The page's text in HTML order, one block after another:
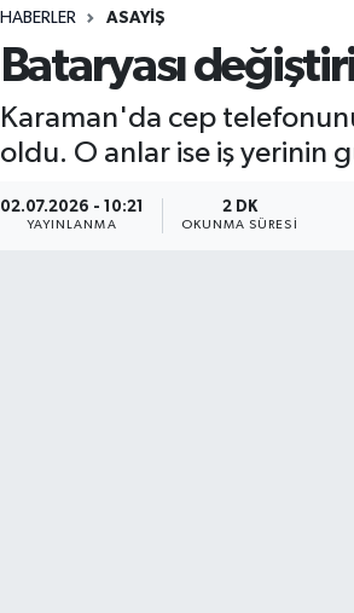
HABERLER ASAYIŞ
Bataryası
Karaman'da cep
oldu. O anlar ise iş yerinin
02.07.2026 - 10:21
YAYINLANMA
2 DK
OKUNMA SÜRESI